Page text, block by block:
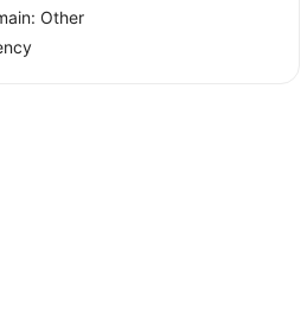
Other